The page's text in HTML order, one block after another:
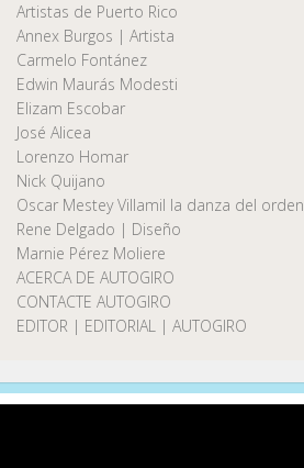
Artistas de Puerto Rico
Annex Burgos | Artista
Carmelo Fontánez
Edwin Maurás Modesti
Elizam Escobar
José Alicea
Lorenzo Homar
Nick Quijano
Oscar Mestey Villamil la danza del orden
Rene Delgado | Diseño
Marnie Pérez Moliere
ACERCA DE AUTOGIRO
CONTACTE AUTOGIRO
EDITOR | EDITORIAL | AUTOGIRO